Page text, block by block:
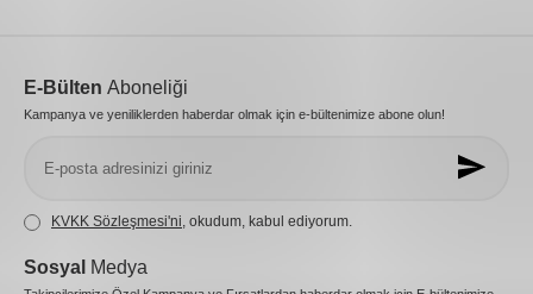
E-Bülten Aboneliği
Kampanya ve yeniliklerden haberdar olmak için e-bültenimize abone olun!
KVKK Sözleşmesi'ni , okudum, kabul ediyorum.
Sosyal Medya